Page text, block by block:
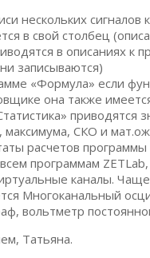
нескольких сигналов
в свой столбец
в описаниях к
записываются)
«Формула» если
она также
приводятся
максимума, СКО и
расчетов
программам
каналы. Чаще
Многоканальный
вольтметр
Татьяна.